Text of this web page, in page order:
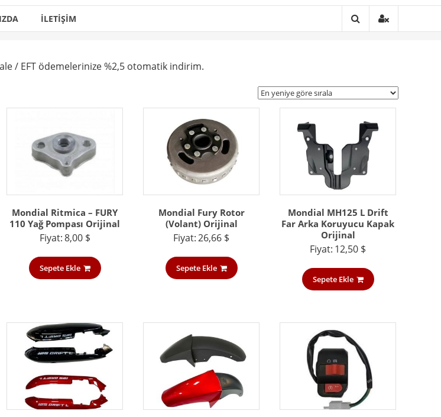
İLETIŞIM
/ EFT ödemelerinize %2,5 otomatik indirim.
Mondial Ritmica – FURY
110 Yağ Pompası Orijinal
Fiyat:8,00 $
Sepete Ekle
Mondial Fury Rotor
(Volant) Orijinal
Fiyat:26,66 $
Sepete Ekle
Mondial MH125 L Drift
Far Arka Koruyucu Kapak
Orijinal
Fiyat: 12,50 $
Sepete Ekle